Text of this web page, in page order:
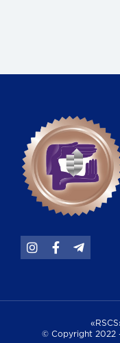
© Copyright 2022